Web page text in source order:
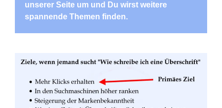
unserer Seite um und Du wirst weitere
spannende Themen finden.